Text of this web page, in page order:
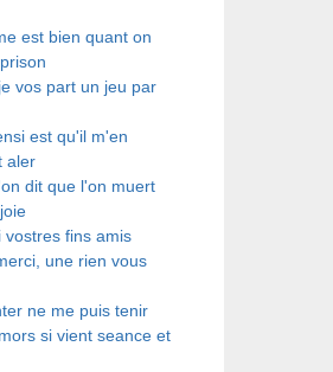
est bien quant on
vos part un jeu par
est qu'il m'en
aler
dit que l'on muert
vostres fins amis
une rien vous
ne me puis tenir
si vient seance et